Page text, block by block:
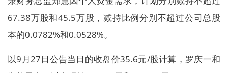
67.38万股和45.5万股，减持比例分别不超过公司总股
本的0.0782%和0.0528%。
以9月27日公告当日的收盘价35.6元/股计算，罗庆一和